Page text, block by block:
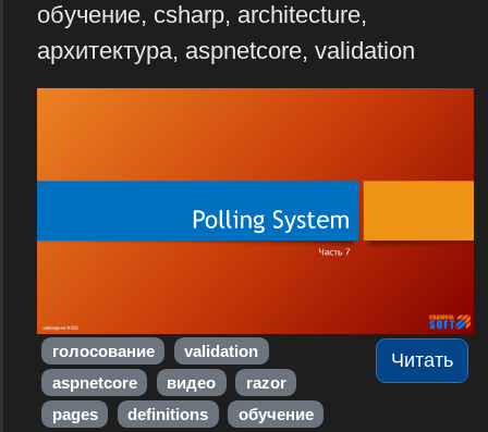
обучение, csharp, architecture,
архитектура, aspnetcore, validation
Читать
голосование
validation
aspnetcore
видео
razor
pages
definitions обучение